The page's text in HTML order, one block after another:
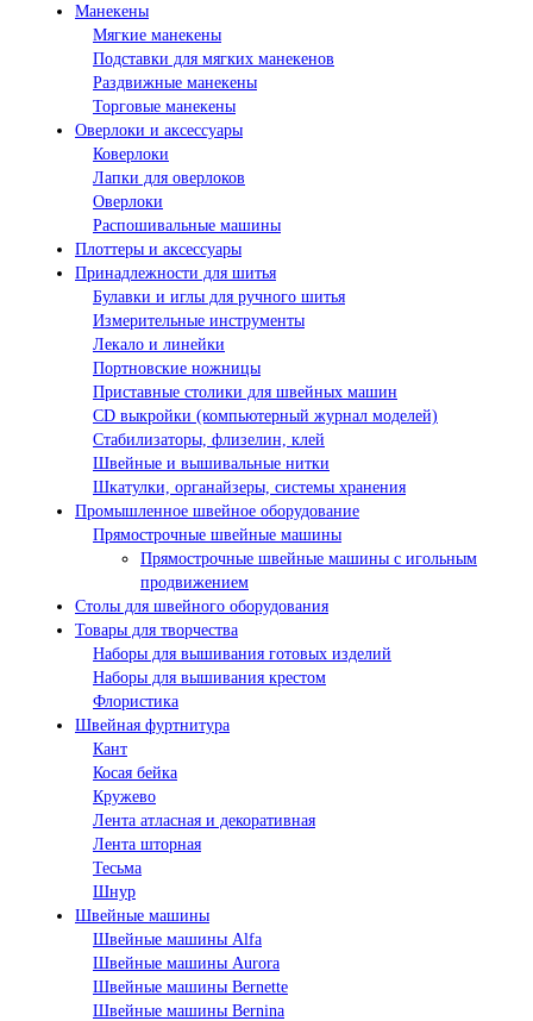
Манекены
Мягкие манекены
Подставки для мягких манекенов
Раздвижные манекены
Торговые манекены
Оверлоки и аксессуары
Коверлоки
Лапки для оверлоков
Оверлоки
Распошивальные машины
Плоттеры и аксессуары
Принадлежности для шитья
Булавки и иглы для ручного шитья
Измерительные инструменты
Лекало и линейки
Портновские ножницы
Приставные столики для швейных машин
СD выкройки (компьютерный журнал моделей)
Стабилизаторы, флизелин, клей
Швейные и вышивальные нитки
Шкатулки, органайзеры, системы хранения
Промышленное швейное оборудование
Прямострочные швейные машины
Прямострочные швейные машины с игольным
продвижением
Столы для швейного оборудования
Товары для творчества
Наборы для вышивания готовых изделий
Наборы для вышивания крестом
Флористика
Швейная фуртнитура
Кант
Косая бейка
Кружево
Лента aтласная и декоративная
Лента шторная
Тесьма
Шнур
Швейные машины
Швейные машины Alfa
Швейные машины Aurora
Швейные машины Bernette
Швейные машины Bernina